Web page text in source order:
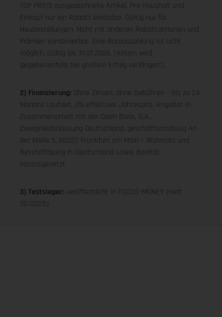
TOP PREIS ausgezeichnete Artikel. Pro Haushalt und
Einkauf nur ein Rabatt einlösbar. Gültig nur für
Neubestellungen. Nicht mit anderen Rabattaktionen und
Prämien kombinierbar. Eine Barauszahlung ist nicht
möglich. Gültig bis 31.07.2026. (Aktion wird
gegebenenfalls bei großem Erfolg verlängert).
2) Finanzierung: Ohne Zinsen, ohne Gebühren – bis zu 24
Monate Laufzeit, 0% effektiver Jahreszins. Angebot in
Zusammenarbeit mit der Open Bank, S.A.,
Zweigniederlassung Deutschland, geschäftsansässig An
der Welle 5, 60322 Frankfurt am Main – Wohnsitz und
Beschäftigung in Deutschland sowie Bonität
vorausgesetzt
3) Testsieger: veröffentlicht in FOCUS-MONEY (Heft
32/2025)